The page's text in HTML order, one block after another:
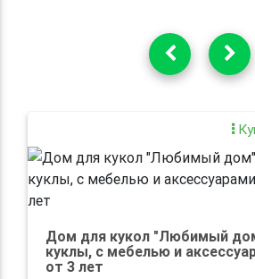
Дом для кукол "Любимый
куклы, с мебелью и
от 3 лет